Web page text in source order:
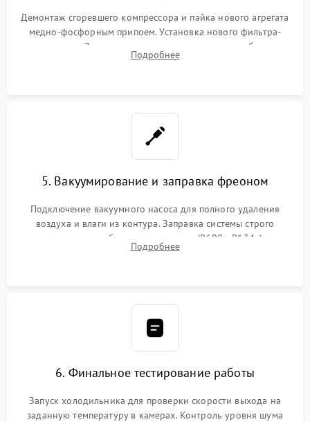
Демонтаж сгоревшего компрессора и пайка нового агрегата
медно-фосфорным припоем. Установка нового фильтра-
осушителя. Замена изношенных вентиляторов обдува,
сломанных заслонок или поврежденных дверных петель.
Подробнее
5. Вакуумирование и заправка фреоном
Подключение вакуумного насоса для полного удаления
воздуха и влаги из контура. Заправка системы строго
дозированным объемом хладагента (R600a, R134a) по
электронным весам. Контроль рабочего давления в системе.
Подробнее
6. Финальное тестирование работы
Запуск холодильника для проверки скорости выхода на
заданную температуру в камерах. Контроль уровня шума